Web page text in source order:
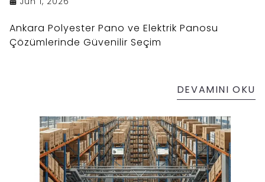
Ankara Polyester Pano ve Elektrik Panosu
Çözümlerinde Güvenilir Seçim
DEVAMINI OKU